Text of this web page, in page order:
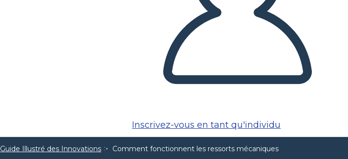
Inscrivez-vous en tant qu'individu
Guide Illustré des Innovations Comment fonctionnent les ressorts mécaniques